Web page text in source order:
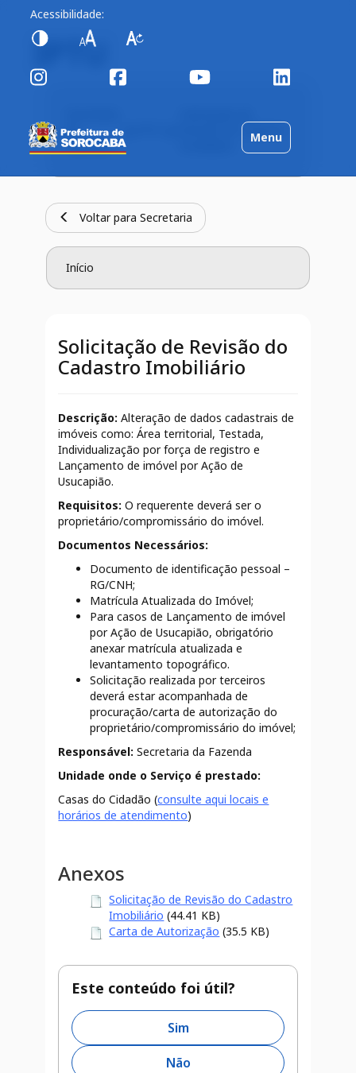
Acessibilidade:
Toggle
navigation
Menu
IPTU
da
Fazenda
Revisão do Cadastro
Voltar para Secretaria
Início
Solicitação de Revisão do
Cadastro Imobiliário
Descrição:Alteração de dados cadastrais de
imóveis como: Área territorial, Testada,
Individualização por força de registro e
Lançamento de imóvel por Ação de
Usucapião.
Requisitos: O requerente deverá ser o
proprietário/compromissário do imóvel.
Documentos Necessários:
Documento de identificação pessoal –
RG/CNH;
Matrícula Atualizada do Imóvel;
Para casos de Lançamento de imóvel
por Ação de Usucapião, obrigatório
anexar matrícula atualizada e
levantamento topográfico.
Solicitação realizada por terceiros
deverá estar acompanhada de
procuração/carta de autorização do
proprietário/compromissário do imóvel;
Responsável: Secretaria da Fazenda
Unidade onde o Serviço é prestado:
Casas do Cidadão (consulte aqui locais e
horários de atendimento)
Anexos
Solicitação de Revisão do Cadastro
Imobiliário (44.41 KB)
Carta de Autorização (35.5 KB)
Este conteúdo foi útil?
Sim
Não